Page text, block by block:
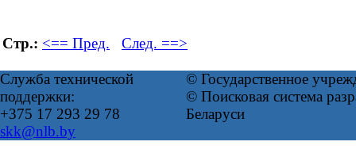
Стр.: <== Пред. След. ==>
Служба технической
поддержки:
+375 17 293 29 78
skk@nlb.by
© Государственное
© Поисковая система
Беларуси